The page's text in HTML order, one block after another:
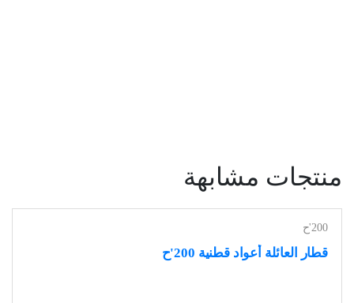
منتجات مشابهة
200'ح
قطار العائلة أعواد قطنية 200'ح